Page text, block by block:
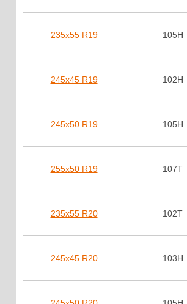
235х55 R19 105H
245х45 R19 102H
245х50 R19 105H
255х50 R19 107T
235х55 R20 102T
245х45 R20 103H